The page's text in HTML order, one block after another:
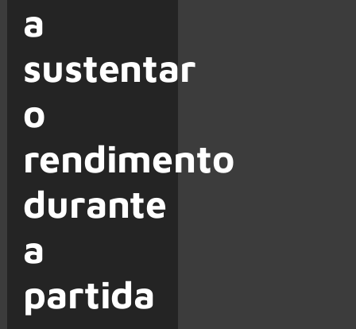
a
sustentar
o
rendimento
durante
a
partida